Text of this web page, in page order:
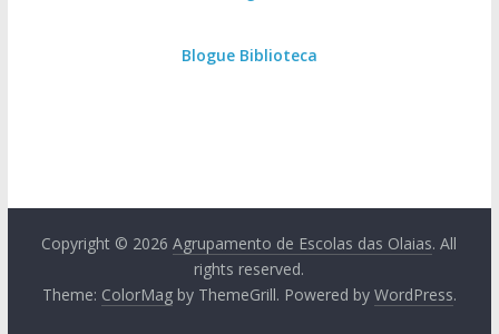
Blogue Biblioteca
Copyright © 2026Agrupamento de Escolas das Olaias. All
rights reserved.
Theme: ColorMagby ThemeGrill. Powered by WordPress.